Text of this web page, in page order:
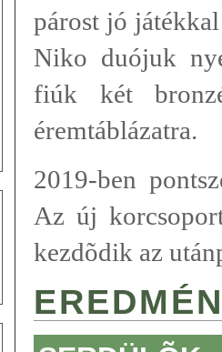
párost jó
Niko duójuk
fiúk két
éremtáblázatra.
2019-ben
Az új
kezdõdik az